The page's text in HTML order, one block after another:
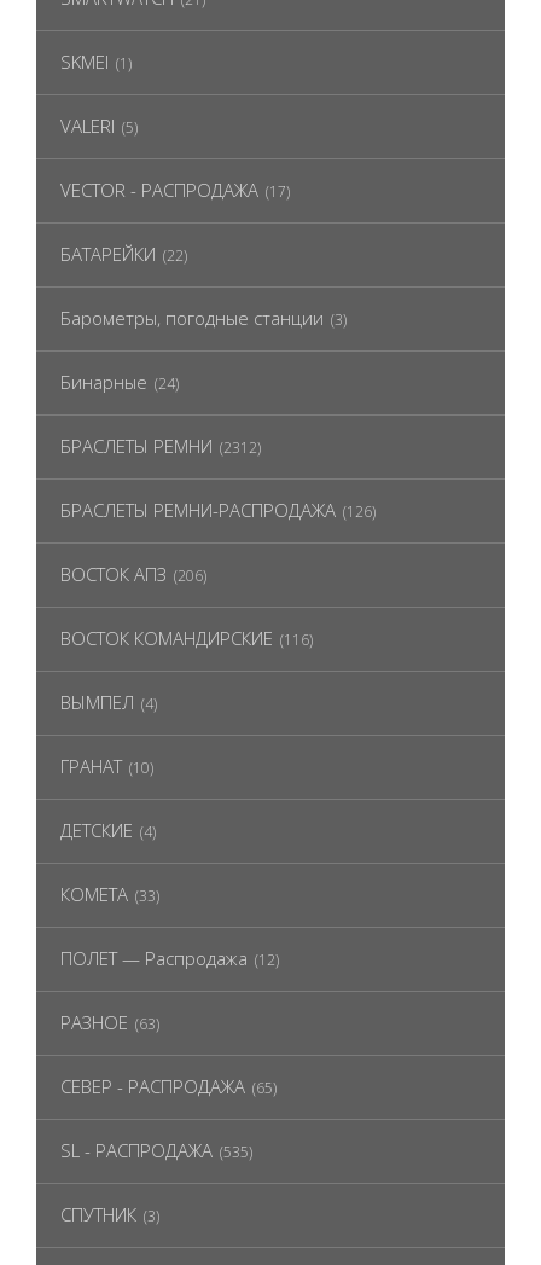
SKMEI (1)
VALERI (5)
VECTOR - РАСПРОДАЖА (17)
БАТАРЕЙКИ (22)
Барометры, погодные станции (3)
Бинарные (24)
БРАСЛЕТЫ РЕМНИ (2312)
БРАСЛЕТЫ РЕМНИ-РАСПРОДАЖА (126)
ВОСТОК АПЗ (206)
ВОСТОК КОМАНДИРСКИЕ (116)
ВЫМПЕЛ (4)
ГРАНАТ (10)
ДЕТСКИЕ (4)
КОМЕТА (33)
ПОЛЕТ — Распродажа (12)
РАЗНОЕ (63)
СЕВЕР - РАСПРОДАЖА (65)
SL - РАСПРОДАЖА (535)
СПУТНИК (3)